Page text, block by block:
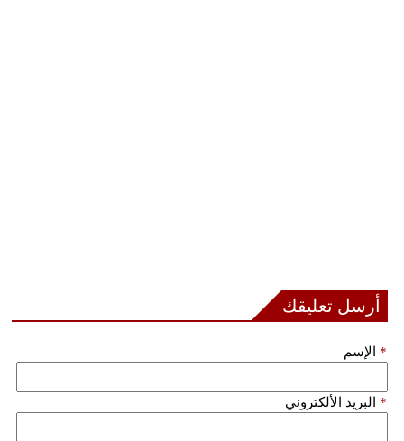
أرسل تعليقك
الإسم *
البريد الألكتروني *